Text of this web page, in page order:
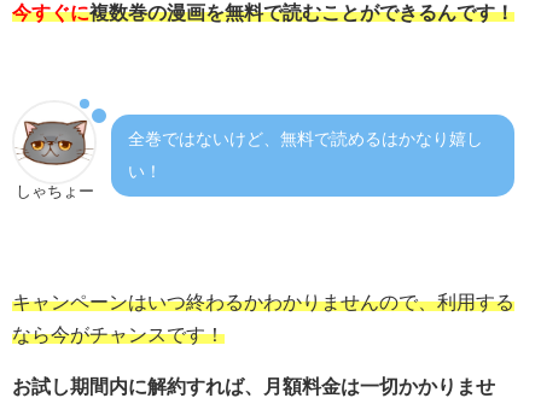
今すぐに複数巻の漫画を無料で読むことができるんです！
しゃちょー
全巻ではないけど、無料で読めるはかなり嬉し
い！
キャンペーンはいつ終わるかわかりませんので、利用する
なら今がチャンスです！
お試し期間内に解約すれば、月額料金は一切かかりませ